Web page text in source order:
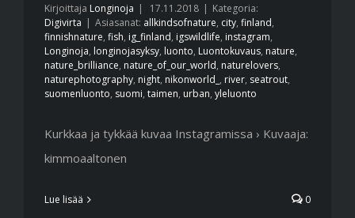
Kirjoittaja Longinoja | 17.11.2018 | Kategoria:
Digivirta | Asiasanat: allkindsofnature, city, finland,
finnishnature, fish, ig_finland, igswildlife, instagram,
Longinoja, longinojasyksy, luonto, Luontokuvaus, nature,
nature_brilliance, nature_of_our_world, naturelovers,
naturephotography, night, nikonworld_ , river, seatrout,
suomenluonto, suomi, taimen, urban, yleluonto
Kurkkaa ja tykkää kuvaa Instagramissa › Kuvaaja:
kimmoaaltonen
Lue lisää 0